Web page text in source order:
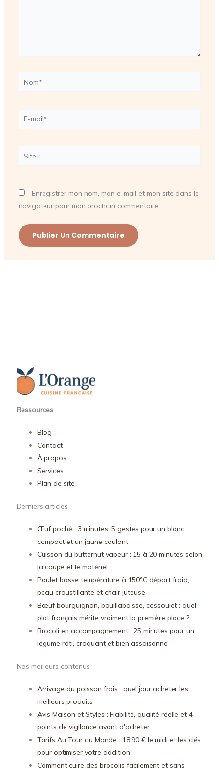
Nom*
E-
Site
Enregistrer mon nom, mon e-mail et mon site dans le
navigateur pour mon prochain commentaire.
Ressources
Blog
Contact
À propos
Services
Plan de site
Derniers articles
Œuf poché : 3 minutes, 5 gestes pour un blanc
compact et un jaune coulant
Cuisson du butternut vapeur : 15 à 20 minutes selon
la coupe et le matériel
Poulet basse température à 150°C départ froid,
peau croustillante et chair juteuse
Bœuf bourguignon, bouillabaisse, cassoulet : quel
plat français mérite vraiment la première place ?
Brocoli en accompagnement : 25 minutes pour un
légume rôti, croquant et bien assaisonné
Nos meilleurs contenus
Arrivage du poisson frais : quel jour acheter les
meilleurs produits
Avis Maison et Styles : Fiabilité, qualité réelle et 4
points de vigilance avant d'acheter
Tarifs Au Tour du Monde : 18,90 € le midi et les clés
pour optimiser votre addition
Comment cuire des brocolis facilement et sans